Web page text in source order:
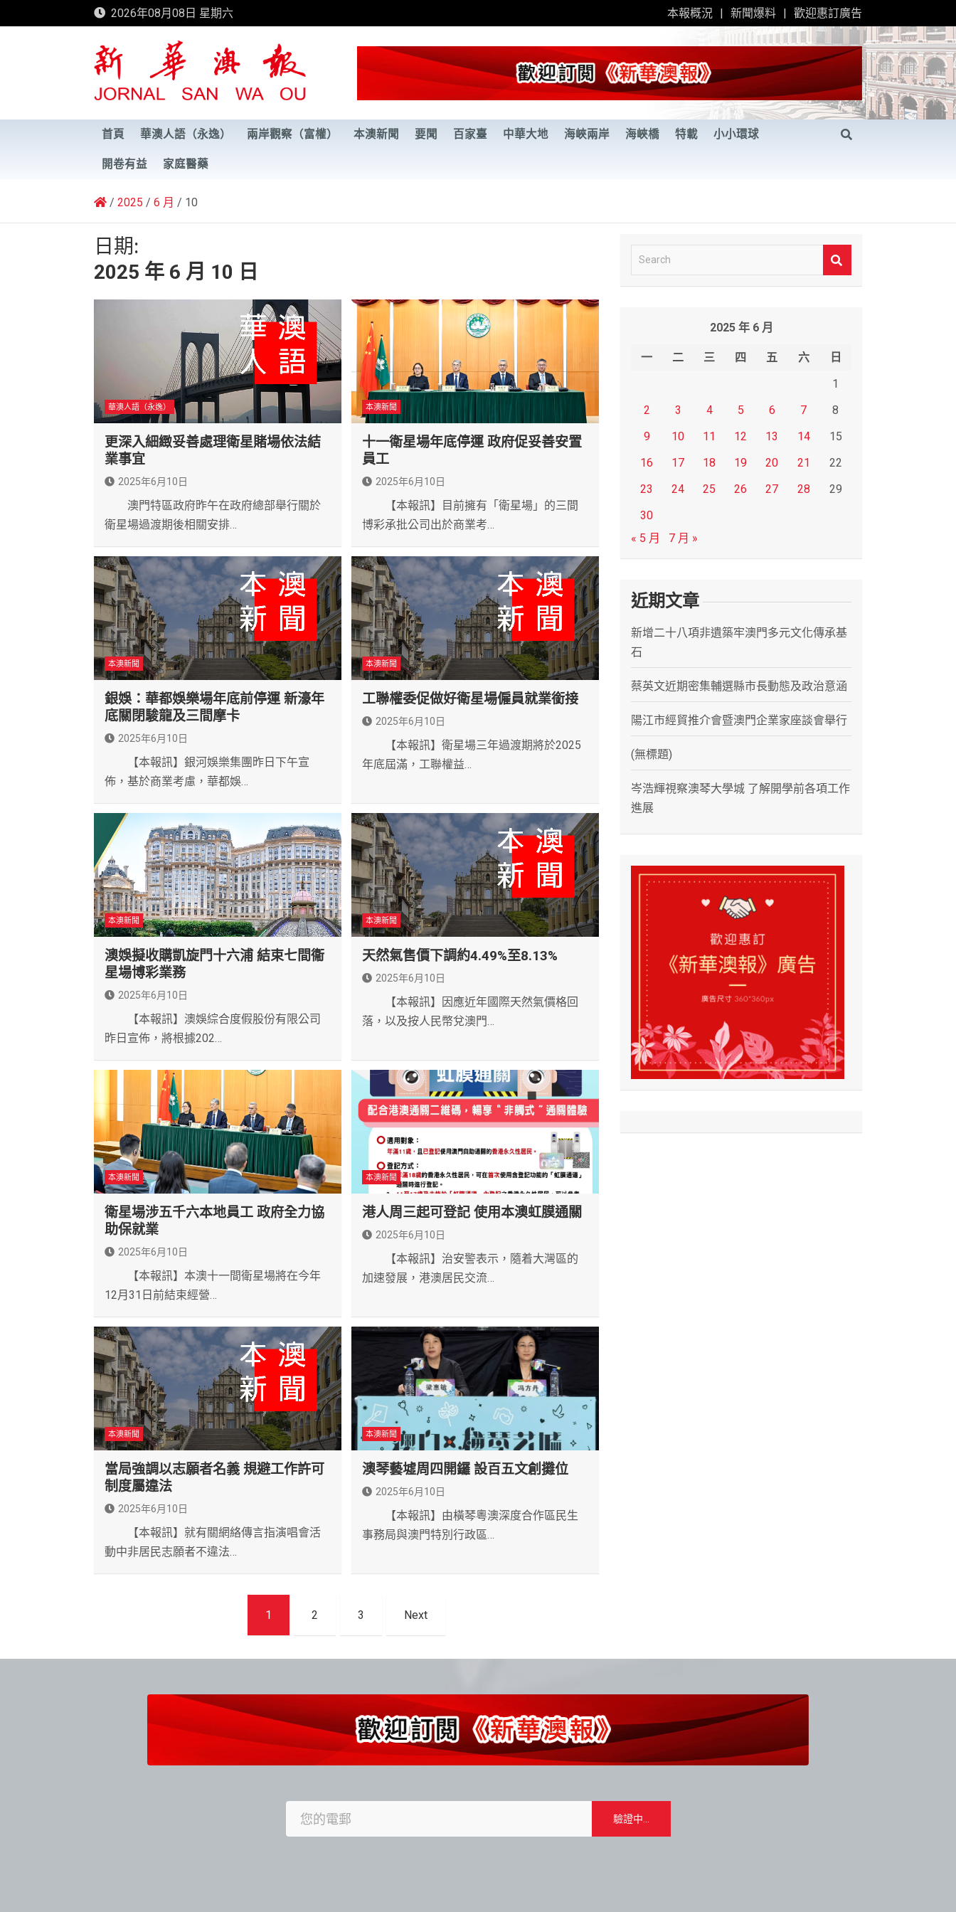
to
2026年08月08日 星期六 本報概況 新聞爆料 歡迎惠訂廣告
新華澳報
首頁 華澳人語（永逸） 兩岸觀察（富權） 本澳新聞 要聞 百家臺 中華大地 海峽兩岸 海峽橋 特載 小小環球
開卷有益 家庭醫藥
2025 6 月 10
日期:
2025 年 6 月 10 日
華澳人語（永逸）
更深入細緻妥善處理衛星賭場依法結
業事宜
2025年6月10日
澳門特區政府昨午在政府總部舉行關於
衛星場過渡期後相關安排…
本澳新聞
十一衛星場年底停運 政府促妥善安置
員工
2025年6月10日
【本報訊】目前擁有「衛星場」的三間
博彩承批公司出於商業考…
本澳新聞
銀娛：華都娛樂場年底前停運 新濠年
底關閉駿龍及三間摩卡
2025年6月10日
【本報訊】銀河娛樂集團昨日下午宣
佈，基於商業考慮，華都娛…
本澳新聞
工聯權委促做好衛星場僱員就業銜接
2025年6月10日
【本報訊】衛星場三年過渡期將於2025
年底屆滿，工聯權益…
本澳新聞
澳娛擬收購凱旋門十六浦 結束七間衞
星場博彩業務
2025年6月10日
【本報訊】澳娛綜合度假股份有限公司
昨日宣佈，將根據202…
本澳新聞
天然氣售價下調約4.49%至8.13%
2025年6月10日
【本報訊】因應近年國際天然氣價格回
落，以及按人民幣兌澳門…
本澳新聞
衛星場涉五千六本地員工 政府全力協
助保就業
2025年6月10日
【本報訊】本澳十一間衛星場將在今年
12月31日前結束經營…
本澳新聞
港人周三起可登記 使用本澳虹膜通關
2025年6月10日
【本報訊】治安警表示，隨着大灣區的
加速發展，港澳居民交流…
本澳新聞
當局強調以志願者名義 規避工作許可
制度屬違法
2025年6月10日
【本報訊】就有關網絡傳言指演唱會活
動中非居民志願者不違法…
本澳新聞
澳琴藝墟周四開鑼 設百五文創攤位
2025年6月10日
【本報訊】由橫琴粵澳深度合作區民生
事務局與澳門特別行政區…
導
1 2 3 Next
e
2025 年 6 月
一 二 三 四 五 六
日
1
2
3 4 5 6 7
8
9
10 11 12 13 14
15
16
17 18 19 20 21
22
23
24 25 26 27 28
29
30
« 5 月
7 月 »
近期文章
新增二十八項非遺築牢澳門多元文化傳承基
石
蔡英文近期密集輔選縣市長動態及政治意涵
陽江市經貿推介會暨澳門企業家座談會舉行
(無標題)
岑浩輝視察澳琴大學城 了解開學前各項工作
進展